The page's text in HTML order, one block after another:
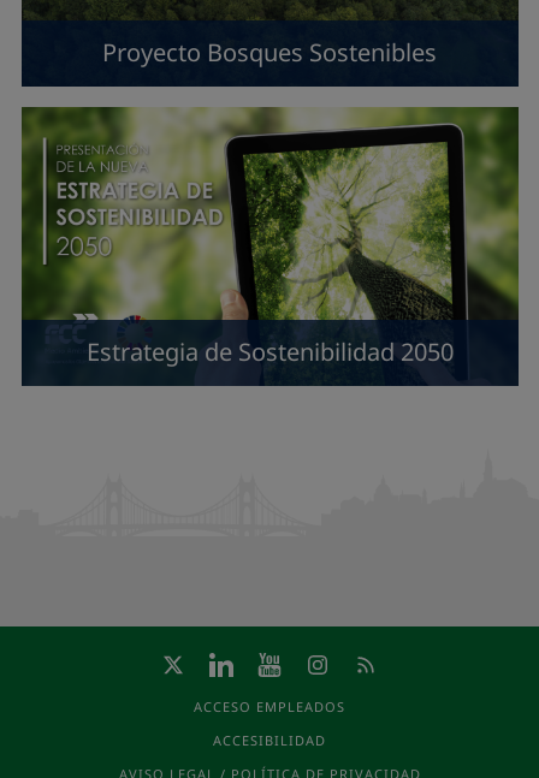
Proyecto Bosques Sostenibles
Estrategia de Sostenibilidad 2050
ACCESO EMPLEADOS
ACCESIBILIDAD
AVISO LEGAL / POLÍTICA DE PRIVACIDAD